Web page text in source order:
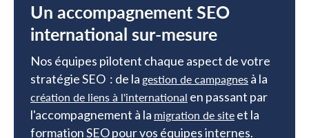
Un accompagnement SEO
international sur-mesure
Nos équipes pilotent chaque aspect de votre
stratégie SEO : de la gestion de campagnes à la
création de liens à l'international en passant par
l'accompagnement à la migration de site et la
formation SEO pour vos équipes internes.